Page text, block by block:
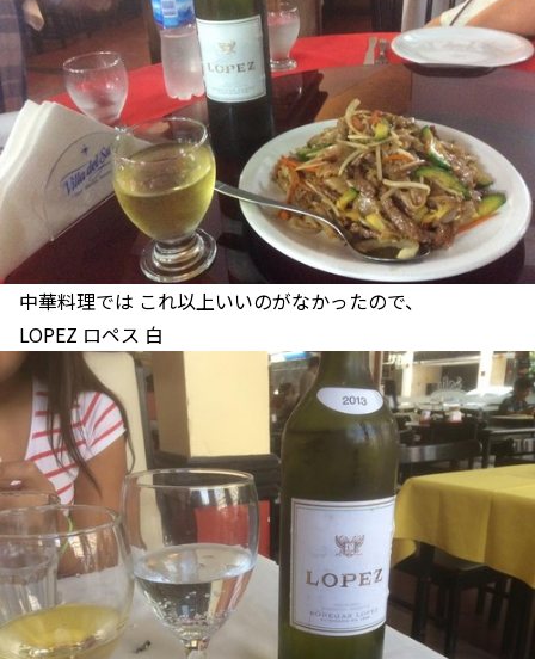
中華料理では これ以上いいのがなかったので、
LOPEZ ロペス 白